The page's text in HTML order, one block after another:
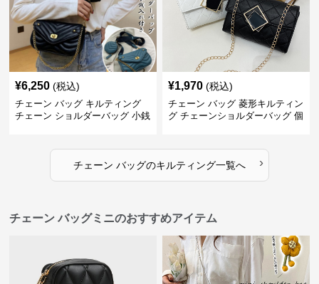
¥6,250 (税込)
チェーン バッグ キルティング
チェーン ショルダーバッグ 小銭
¥1,970 (税込)
チェーン バッグ 菱形キルティン
グ チェーンショルダーバッグ 個
チェーン バッグのキルティング一覧へ ›
チェーン バッグミニのおすすめアイテム